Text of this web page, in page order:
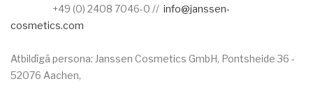
+49 (0) 2408 7046-0 // info@janssen-
cosmetics.com
Atbildīgā persona: Janssen Cosmetics GmbH, Pontsheide 36 -
52076 Aachen,